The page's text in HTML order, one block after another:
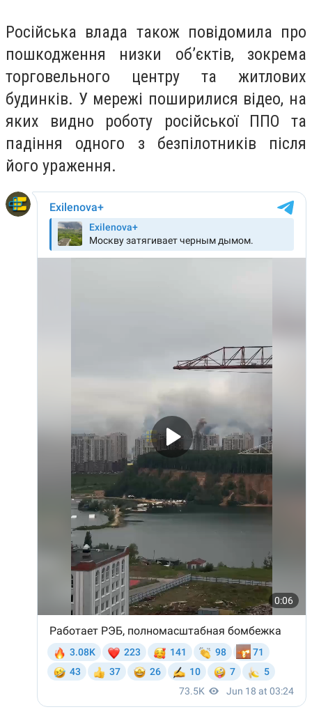
Російська влада також повідомила про
пошкодження низки об’єктів, зокрема
торговельного центру та житлових
будинків. У мережі поширилися відео, на
яких видно роботу російської ППО та
падіння одного з безпілотників після
його ураження.